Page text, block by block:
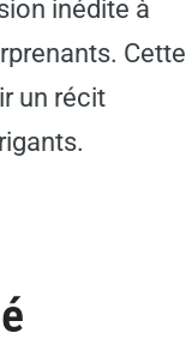
inédite à
Cette
un récit